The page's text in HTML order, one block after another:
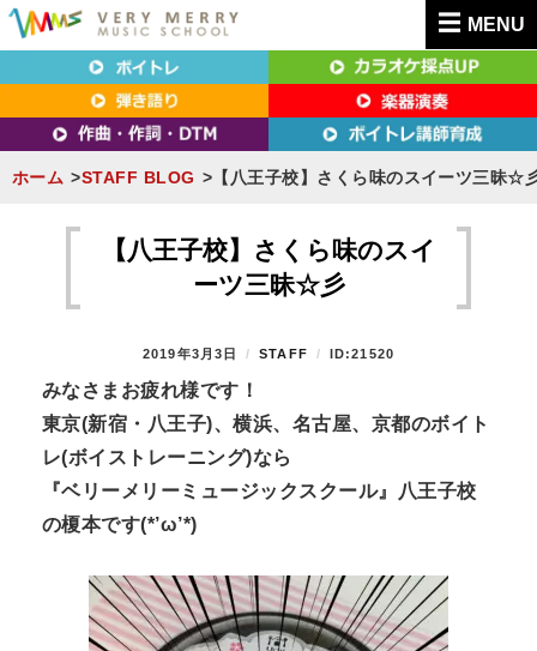
MENU
東京（新宿・八王子）・横浜・名古屋・京都で
「本気」になれるボイトレ教室｜VERY MERRY
MUSIC SCHOOL（ベリーメリー）
東京（新宿・八王子）・横浜・名古屋・京都で「本気」になれるボイトレ教室｜
VERY MERRY MUSIC SCHOOL（ベリーメリー）
ホーム STAFF BLOG 【八王子校】さくら味のスイーツ三昧☆
【八王子校】さくら味のスイ
ーツ三昧☆彡
P
S
T
D
O
2019年3月3日
B
STAFF ID:21520
みなさまお疲れ様です！
東京(新宿・八王子)、横浜、名古屋、京都のボイト
レ(ボイストレーニング)なら
『ベリーメリーミュージックスクール』八王子校
の榎本です(*’ω’*)